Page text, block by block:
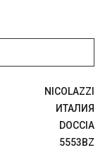
NICOLAZZI
ИТАЛИЯ
DOCCIA
5553BZ